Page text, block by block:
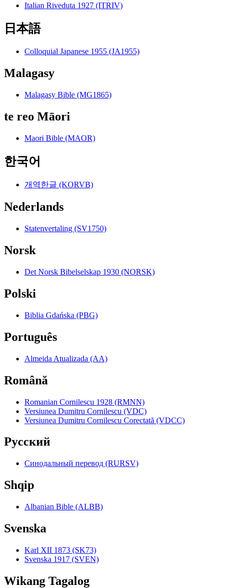
Italian Riveduta 1927 (ITRIV)
日本語
Colloquial Japanese 1955 (JA1955)
Malagasy
Malagasy Bible (MG1865)
te reo Māori
Maori Bible (MAOR)
한국어
개역한글 (KORVB)
Nederlands
Statenvertaling (SV1750)
Norsk
Det Norsk Bibelselskap 1930 (NORSK)
Polski
Biblia Gdańska (PBG)
Português
Almeida Atualizada (AA)
Română
Romanian Cornilescu 1928 (RMNN)
Versiunea Dumitru Cornilescu (VDC)
Versiunea Dumitru Cornilescu Corectată (VDCC)
Pyccкий
Синодальный перевод (RURSV)
Shqip
Albanian Bible (ALBB)
Svenska
Karl XII 1873 (SK73)
Svenska 1917 (SVEN)
Wikang Tagalog